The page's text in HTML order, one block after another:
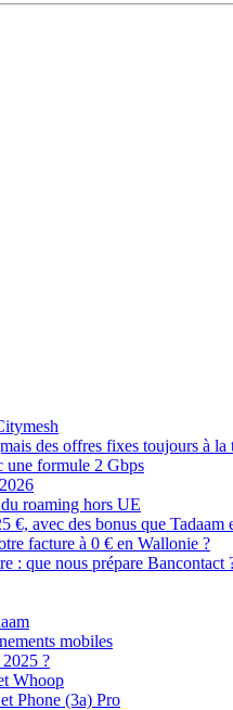
des offres fixes toujours à la
une formule 2 Gbps
roaming hors UE
avec des bonus que Tadaam
facture à 0 € en Wallonie ?
: que nous prépare Bancontact
mobiles
?
Whoop
Phone (3a) Pro